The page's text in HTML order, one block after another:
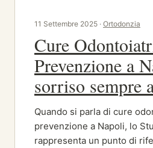
11 Settembre 2025 · Ortodonzia
Cure
Prevenzione a
sorriso sempre
Quando si parla di cure
prevenzione a Napoli, lo
rappresenta un punto di